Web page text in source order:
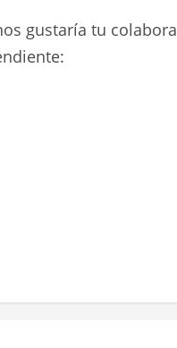
gustaría tu